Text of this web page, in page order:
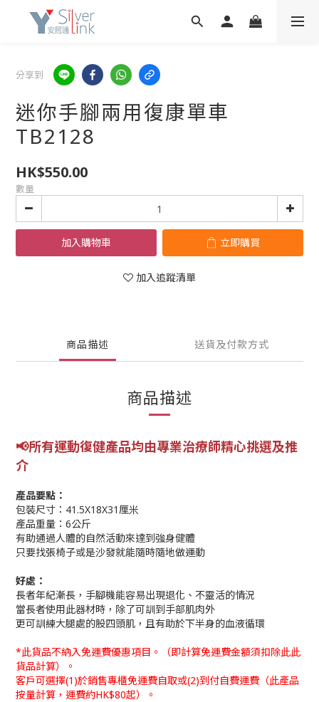
分享到
迷你手腳兩用復康單車
TB2128
HK$550.00
數量
加入購物車 立即購買
加入追蹤清單
商品描述 送貨及付款方式
商品描述
📢所有運動復健產品均由專業治療師精心挑選及推
介
產品要點：
包裝尺寸：41.5X18X31厘米
產品重量：6公斤
有助通過人體的自然活動來達到強身健體
只要找張椅子或是沙發就能隨時隨地做運動
好處：
長者年紀漸長，手腳機能容易出現退化、不靈活的情況
當長者使用此器材時，除了可訓到手部肌肉外
更可訓練大腿處的股四頭肌，且有助於下半身的血液循環
*此貨品不納入免運費優惠項目。（即計算免運費金額須扣除此此
貨品計算）。
客戶可選擇(1)於銷售專櫃免運費自取或(2)到付自費運費（此產品
按量計算，運費約HK$80起）。